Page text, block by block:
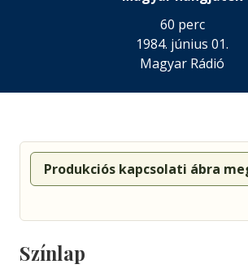
60 perc
1984. június 01.
Magyar Rádió
Produkciós kapcsolati ábra
Színlap